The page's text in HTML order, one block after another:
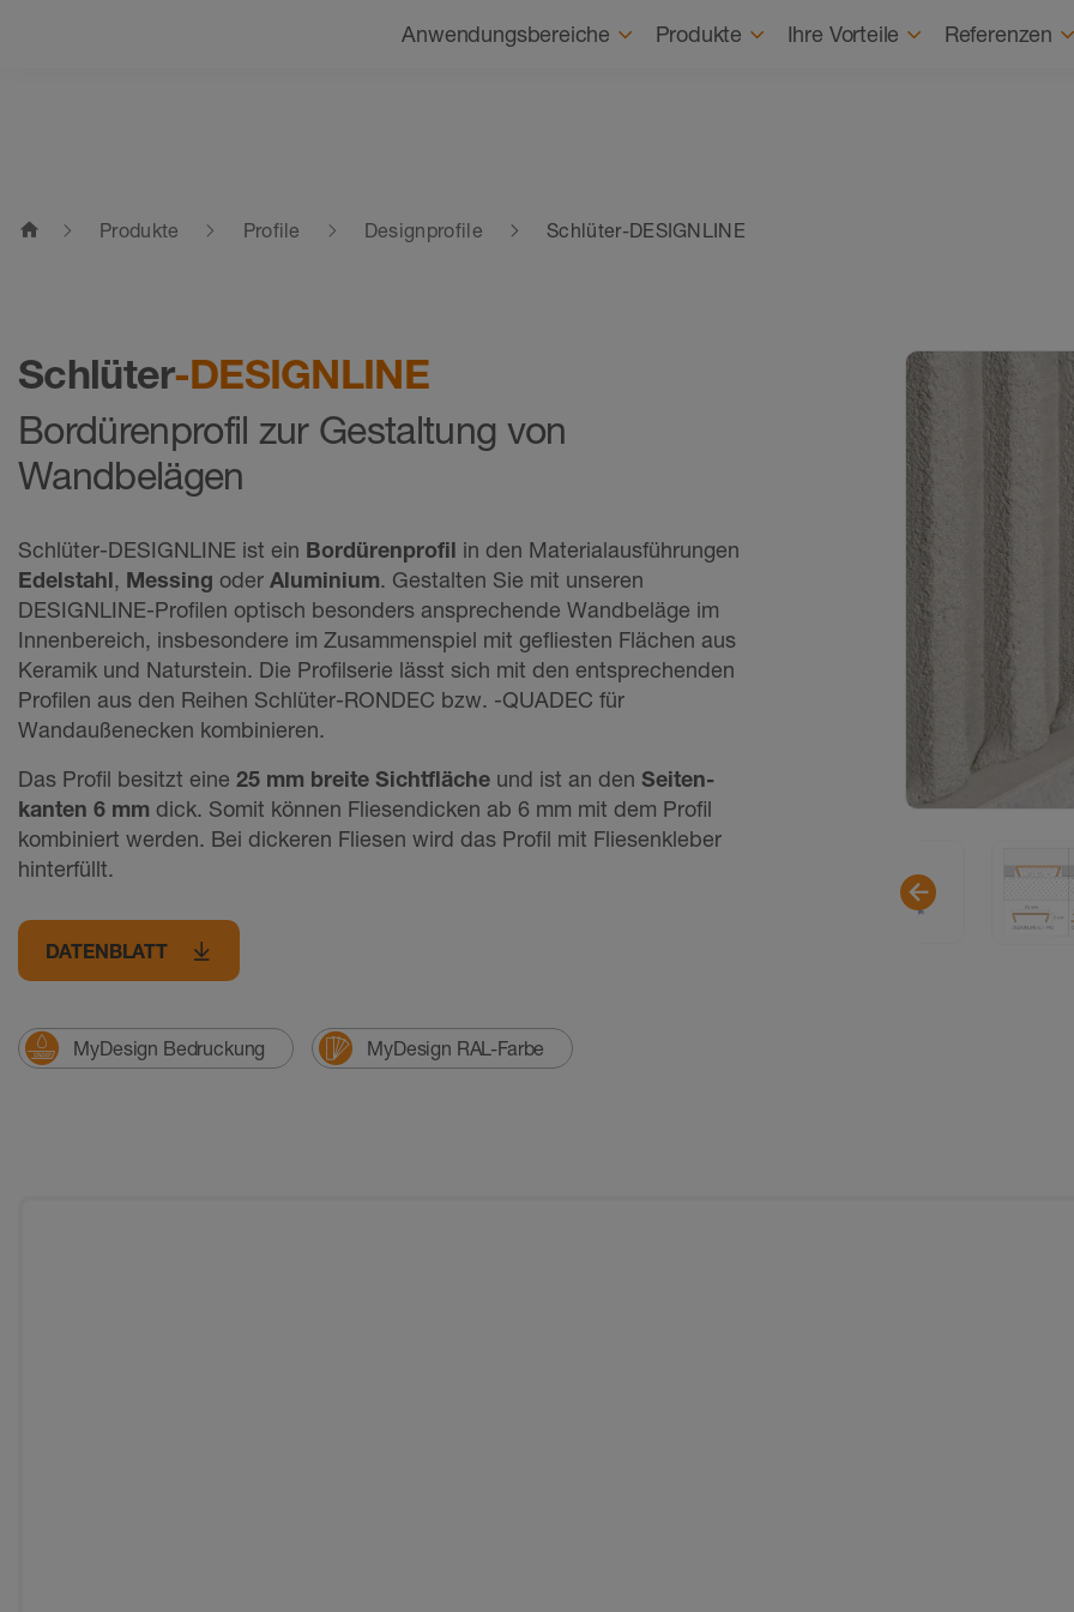
Beratung finden Karriere Karrierestart Über uns
Anwendungsbereiche Produkte Ihre Vorteile Referenzen
home Produkte Profile Designprofile Schlüter-DESIGNLINE
Schlüter-DESIGNLINE
Bordüren­profil zur Gestaltung von
Wandbelägen
Schlüter-DESIGNLINE ist ein Bordüren­profil in den Materialausführungen
Edelstahl, Messing oder Aluminium. Gestalten Sie mit unseren
DESIGNLINE-Profilen optisch besonders ansprechende Wandbeläge im
Innenbereich, insbesondere im Zusammenspiel mit gefliesten Flächen aus
Keramik und Naturstein. Die Profilserie lässt sich mit den entsprechenden
Profilen aus den Reihen Schlüter-RONDEC bzw. -QUADEC für
Wandaußenecken kombinieren.
Das Profil besitzt eine 25 mm breite Sichtfläche und ist an den Seiten­
kanten 6 mm dick. Somit können Fliesen­dicken ab 6 mm mit dem Profil
kombiniert werden. Bei dickeren Fliesen wird das Profil mit Fliesenkleber
hinterfüllt.
DATENBLATT
MyDesign Bedruckung MyDesign RAL-Farbe